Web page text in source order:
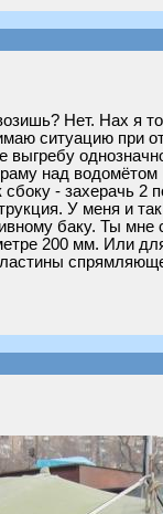
Нет. Нах я
ситуацию при
над
- захерачь
У меня и
баку. Ты мне
200 мм. Или